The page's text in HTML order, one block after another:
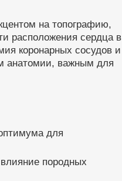
на топографию,
расположения сердца в
коронарных сосудов и
анатомии, важным для
для
породных